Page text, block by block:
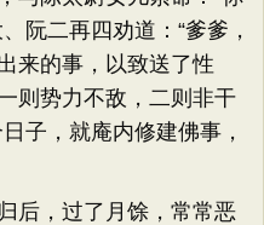
阮二再四劝道：“爹爹，
来的事，以致送了性
则势力不敌，二则非干
子，就庵内修建佛事，
，过了月馀，常常恶